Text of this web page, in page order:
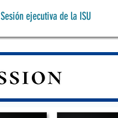
Sesión ejecutiva de la ISU